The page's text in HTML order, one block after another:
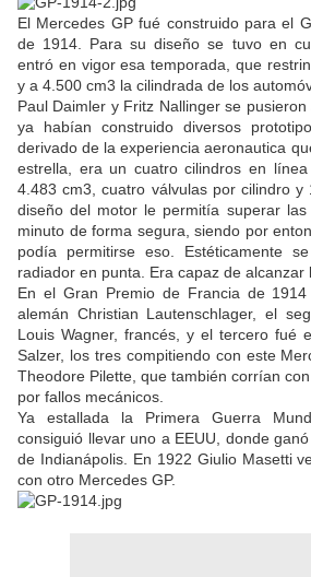
El Mercedes GP fué construido para el
de 1914. Para su diseño se tuvo en
entró en vigor esa temporada, que
y a 4.500 cm3 la cilindrada de los
Paul Daimler y Fritz Nallinger se
ya habían construido diversos
derivado de la experiencia aeronautica
estrella, era un cuatro cilindros en
4.483 cm3, cuatro válvulas por cilindro y
diseño del motor le permitía superar
minuto de forma segura, siendo por
podía permitirse eso. Estéticamente
radiador en punta. Era capaz de alcanzar
En el Gran Premio de Francia de
alemán Christian Lautenschlager, el
Louis Wagner, francés, y el tercero fué
Salzer, los tres compitiendo con este
Theodore Pilette, que también corrían
por fallos mecánicos.
Ya estallada la Primera Guerra
consiguió llevar uno a EEUU, donde
de Indianápolis. En 1922 Giulio Masetti
con otro Mercedes GP.